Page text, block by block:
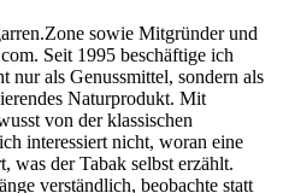
sowie Mitgründer und
Seit 1995 beschäftige ich
als Genussmittel, sondern als
Naturprodukt. Mit
von der klassischen
interessiert nicht, woran eine
was der Tabak selbst erzählt.
verständlich, beobachte statt